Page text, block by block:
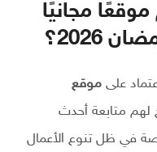
مجانيًا
على موقع
لهم متابعة أحدث
في ظل تنوع الأعمال